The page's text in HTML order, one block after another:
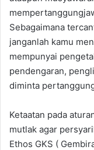
Sebagaimana
janganlah kamu
mempunyai
pendengaran,
diminta
Ketaatan pada
mutlak agar
Ethos GKS (